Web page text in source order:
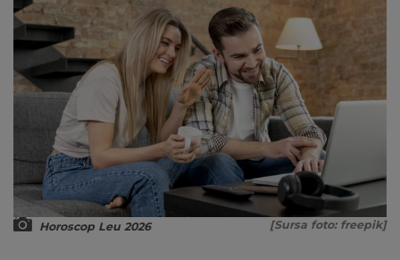
Horoscop Leu 2026 [Sursa foto: freepik]